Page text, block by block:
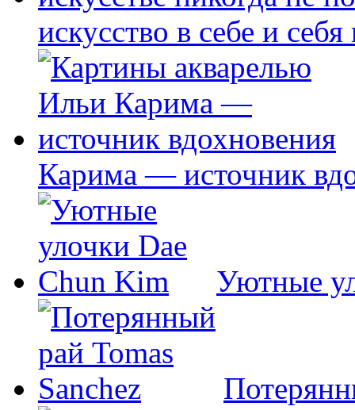
искусство в себе и
Карима — источник
Уютные